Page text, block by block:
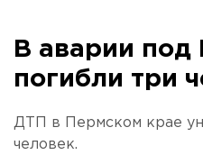
В аварии
погибли три
ДТП в Пермском крае
человек.